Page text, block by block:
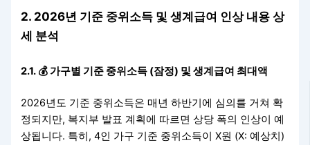
2. 2026년 기준 중위소득 및 생계급여 인상 내용 상
세 분석
2.1. 💰 가구별 기준 중위소득 (잠정) 및 생계급여 최대액
2026년도 기준 중위소득은 매년 하반기에 심의를 거쳐 확
정되지만, 복지부 발표 계획에 따르면 상당 폭의 인상이 예
상됩니다. 특히, 4인 가구 기준 중위소득이 X원 (X: 예상치)